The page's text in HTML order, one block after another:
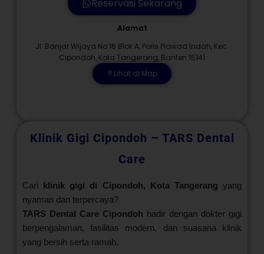
Reservasi Sekarang
Alamat
Jl. Banjar Wijaya No.16 Blok A, Poris Plawad Indah, Kec.
Cipondoh, Kota Tangerang, Banten 15141
Lihat di Map
Klinik Gigi Cipondoh – TARS Dental
Care
Cari klinik gigi di Cipondoh, Kota Tangerang yang
nyaman dan terpercaya?
TARS Dental Care Cipondoh hadir dengan dokter gigi
berpengalaman, fasilitas modern, dan suasana klinik
yang bersih serta ramah.